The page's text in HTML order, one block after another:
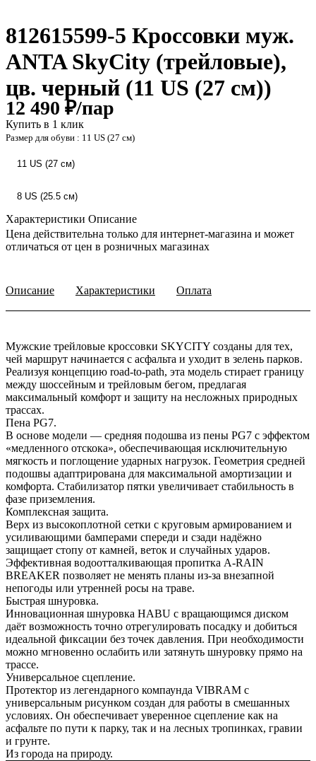
812615599-5 Кроссовки муж.
ANTA SkyCity (трейловые),
цв. черный (11 US (27 см))
12 490 ₽/пар
Купить в 1 клик
Размер для обуви : 11 US (27 см)
11 US (27 см)
8 US (25.5 см)
Характеристики Описание
Цена действительна только для интернет-магазина и может
отличаться от цен в розничных магазинах
Описание Характеристики Оплата
Мужские трейловые кроссовки SKYCITY созданы для тех,
чей маршрут начинается с асфальта и уходит в зелень парков.
Реализуя концепцию road-to-path, эта модель стирает границу
между шоссейным и трейловым бегом, предлагая
максимальный комфорт и защиту на несложных природных
трассах.
Пена PG7.
В основе модели — средняя подошва из пены PG7 с эффектом
«медленного отскока», обеспечивающая исключительную
мягкость и поглощение ударных нагрузок. Геометрия средней
подошвы адаптрирована для максимальной амортизации и
комфорта. Стабилизатор пятки увеличивает стабильность в
фазе приземления.
Комплексная защита.
Верх из высокоплотной сетки с круговым армированием и
усиливающими бамперами спереди и сзади надёжно
защищает стопу от камней, веток и случайных ударов.
Эффективная водоотталкивающая пропитка A-RAIN
BREAKER позволяет не менять планы из-за внезапной
непогоды или утренней росы на траве.
Быстрая шнуровка.
Инновационная шнуровка HABU с вращающимся диском
даёт возможность точно отрегулировать посадку и добиться
идеальной фиксации без точек давления. При необходимости
можно мгновенно ослабить или затянуть шнуровку прямо на
трассе.
Универсальное сцепление.
Протектор из легендарного компаунда VIBRAM с
универсальным рисунком создан для работы в смешанных
условиях. Он обеспечивает уверенное сцепление как на
асфальте по пути к парку, так и на лесных тропинках, гравии
и грунте.
Из города на природу.